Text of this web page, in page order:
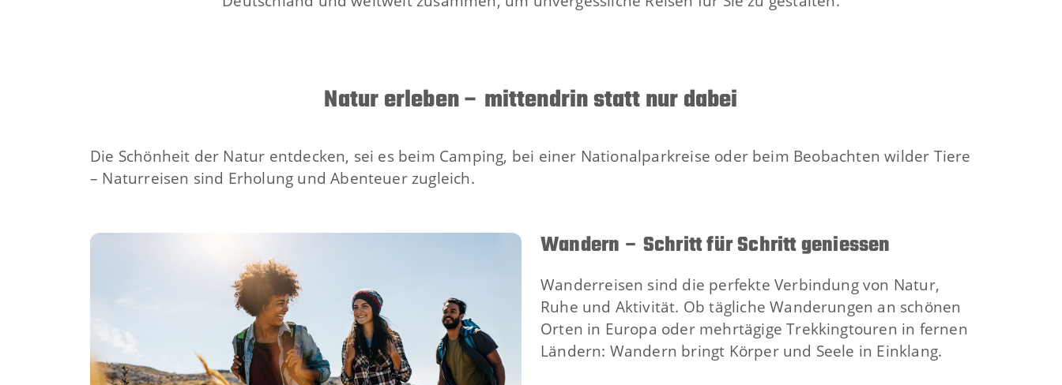
Natur erleben – mittendrin statt nur dabei
Die Schönheit der Natur entdecken, sei es beim Camping, bei einer Nationalparkreise oder beim Beobachten wilder Tiere
– Naturreisen sind Erholung und Abenteuer zugleich.
Wandern – Schritt für Schritt geniessen
Wanderreisen sind die perfekte Verbindung von Natur,
Ruhe und Aktivität. Ob tägliche Wanderungen an schönen
Orten in Europa oder mehrtägige Trekkingtouren in fernen
Ländern: Wandern bringt Körper und Seele in Einklang.